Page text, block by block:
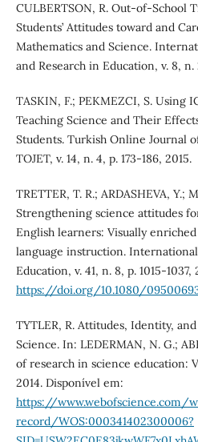
CULBERTSON, R. Out-of-School
Students’ Attitudes toward and
Mathematics and Science.
and Research in Education, v. 8,
TASKIN, F.; PEKMEZCI, S. Using
Teaching Science and Their
Students. Turkish Online Journal
TOJET, v. 14, n. 4, p. 173-186, 2015.
TRETTER, T. R.; ARDASHEVA, Y.;
Strengthening science attitudes
English learners: Visually
language instruction.
Education, v. 41, n. 8, p. 1015-
https://doi.org/10.1080/
TYTLER, R. Attitudes, Identity,
Science. In: LEDERMAN, N. G.;
of research in science education:
2014. Disponível em:
https://www.webofscience.com/
record/WOS:000341402300006?